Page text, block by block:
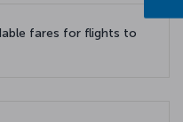
fares for flights to